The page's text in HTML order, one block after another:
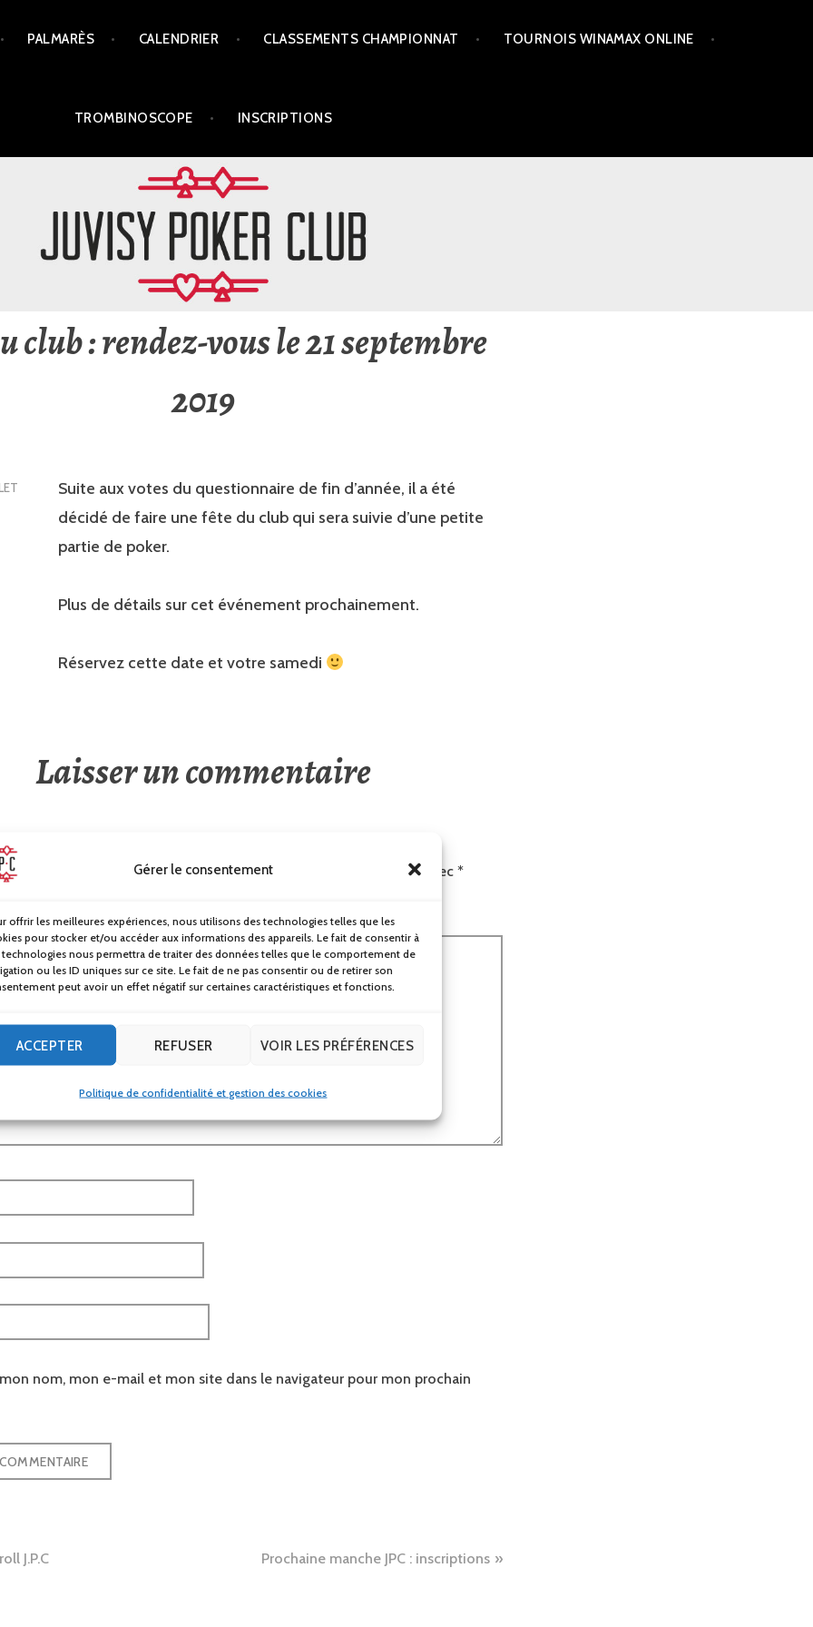
Gérer le consentement
offrir les meilleures expériences, nous utilisons des technologies telles que les
pour stocker et/ou accéder aux informations des appareils. Le fait de consentir à
technologies nous permettra de traiter des données telles que le comportement de
ou les ID uniques sur ce site. Le fait de ne pas consentir ou de retirer son
peut avoir un effet négatif sur certaines caractéristiques et fonctions.
ACCEPTER REFUSER VOIR LES PRÉFÉRENCES
Politique de confidentialité et gestion des cookies
PALMARÈS CALENDRIER CLASSEMENTS CHAMPIONNAT TOURNOIS WINAMAX ONLINE
TROMBINOSCOPE INSCRIPTIONS
club : rendez-vous le 21 septembre
2019
Suite aux votes du questionnaire de fin d’année, il a été
décidé de faire une fête du club qui sera suivie d’une petite
partie de poker.
Plus de détails sur cet événement prochainement.
Réservez cette date et votre samedi
Laisser un commentaire
mail ne sera pas publiée. Les champs obligatoires sont indiqués avec *
nom, mon e-mail et mon site dans le navigateur pour mon prochain
J.P.C Prochaine manche JPC : inscriptions